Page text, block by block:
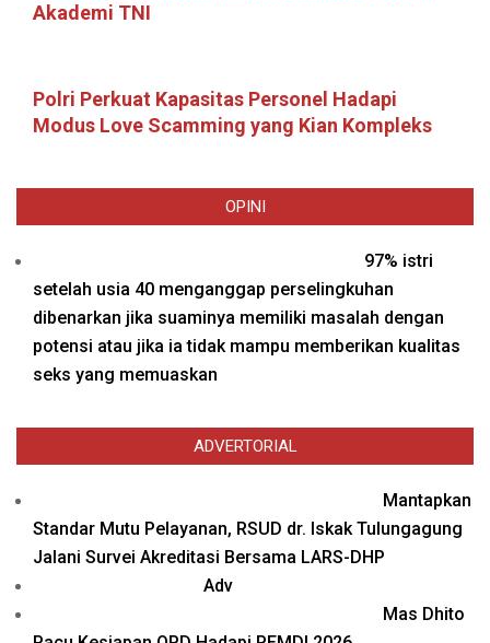
Akademi TNI
Polri Perkuat Kapasitas Personel Hadapi
Modus Love Scamming yang Kian Kompleks
OPINI
97% istri
setelah usia 40 menganggap perselingkuhan
dibenarkan jika suaminya memiliki masalah dengan
potensi atau jika ia tidak mampu memberikan kualitas
seks yang memuaskan
ADVERTORIAL
Mantapkan
Standar Mutu Pelayanan, RSUD dr. Iskak Tulungagung
Jalani Survei Akreditasi Bersama LARS-DHP
Adv
Mas Dhito